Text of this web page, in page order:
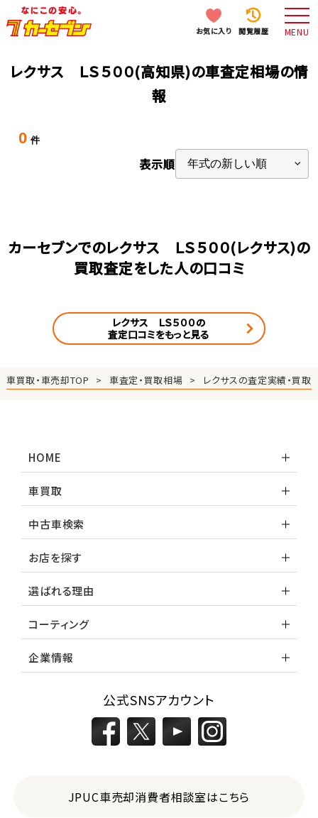
お気に入り 閲覧履歴 MENU
レクサス ＬＳ５００(高知県)の車査定相場の情
報
0 件
表示順
カーセブンでのレクサス ＬＳ５００(レクサス)の
買取査定をした人の口コミ
レクサス ＬＳ５００の
査定口コミをもっと見る
車買取・車売却TOP 車査定・買取相場 レクサスの査定実績・買取
HOME
車買取
中古車検索
お店を探す
選ばれる理由
コーティング
企業情報
公式SNSアカウント
JPUC車売却消費者相談室はこちら